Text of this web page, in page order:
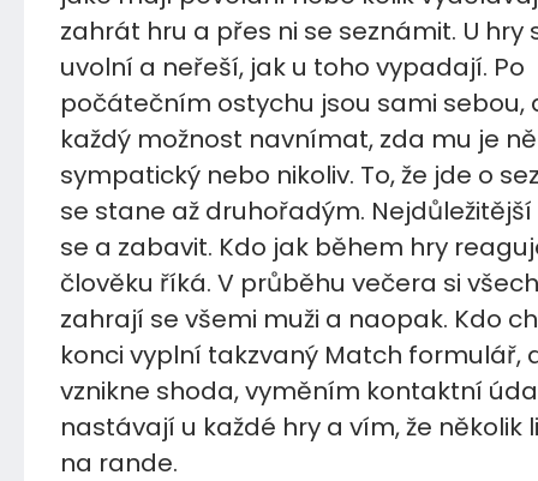
zahrát hru a přes ni se seznámit. U hry
uvolní a neřeší, jak u toho vypadají. Po
počátečním ostychu jsou sami sebou,
každý možnost navnímat, zda mu je
sympatický nebo nikoliv. To, že jde o
se stane až druhořadým.
se a zabavit. Kdo jak během hry
člověku říká. V průběhu večera si
zahrají se všemi muži a naopak. Kdo
konci vyplní takzvaný Match formulář,
vznikne shoda, vyměním kontaktní
nastávají u každé hry a vím, že několik
na rande.